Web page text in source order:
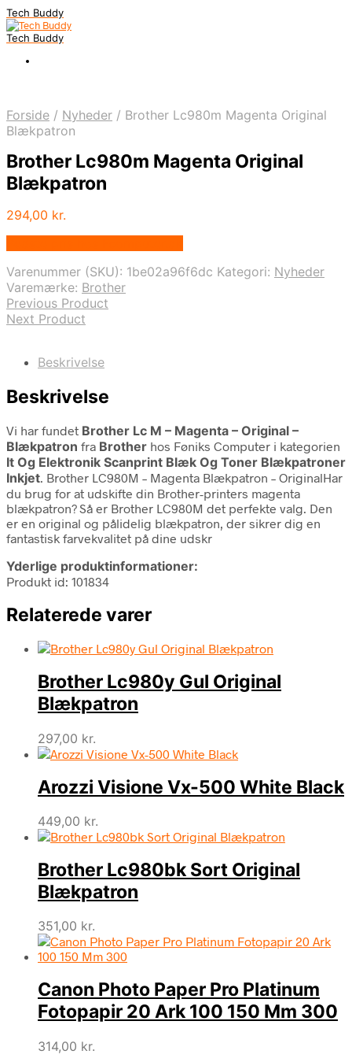
Tech Buddy
Tech Buddy
Forside / Nyheder / Brother Lc980m Magenta Original
Blækpatron
Brother Lc980m Magenta Original
Blækpatron
294,00 kr.
Varenummer (SKU): 1be02a96f6dc Kategori: Nyheder
Varemærke: Brother
Previous Product
Next Product
Beskrivelse
Beskrivelse
Vi har fundet Brother Lc M – Magenta – Original –
Blækpatron fra Brother hos Føniks Computer i kategorien
It Og Elektronik Scanprint Blæk Og Toner Blækpatroner
Inkjet. Brother LC980M – Magenta Blækpatron – OriginalHar
du brug for at udskifte din Brother-printers magenta
blækpatron? Så er Brother LC980M det perfekte valg. Den
er en original og pålidelig blækpatron, der sikrer dig en
fantastisk farvekvalitet på dine udskr
Yderlige produktinformationer:
Produkt id: 101834
Relaterede varer
Brother Lc980y Gul Original
Blækpatron
297,00 kr.
Arozzi Visione Vx-500 White Black
449,00 kr.
Brother Lc980bk Sort Original
Blækpatron
351,00 kr.
Canon Photo Paper Pro Platinum
Fotopapir 20 Ark 100 150 Mm 300
314,00 kr.